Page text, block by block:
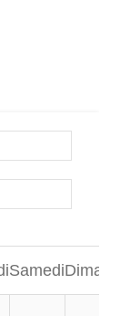
Samedi